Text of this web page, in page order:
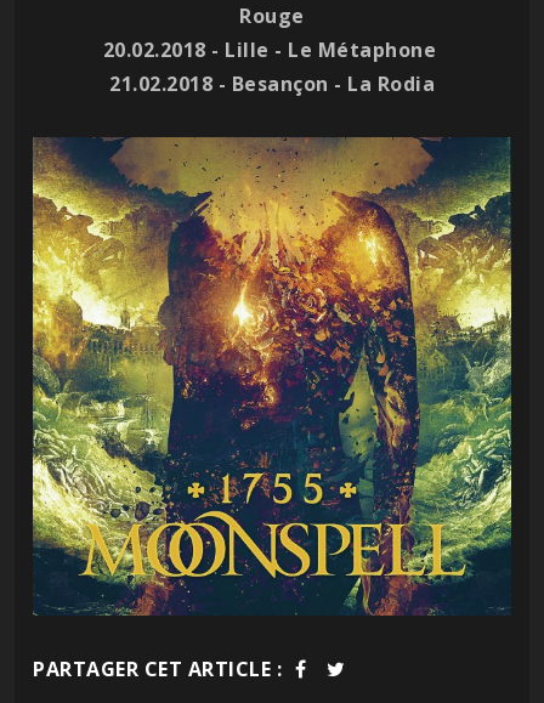
Rouge
20.02.2018 - Lille - Le Métaphone
21.02.2018 - Besançon - La Rodia
PARTAGER CET ARTICLE :